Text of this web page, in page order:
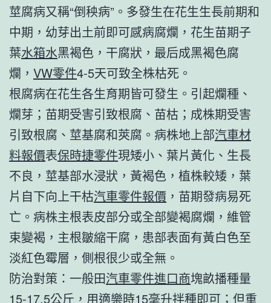
莖腐病又稱“倒秧病”。多發生在花生生長前期和
中期，幼芽出土前即可感病腐爛，花生苗期子
葉水箱水黑褐色，干腐狀，最后成黑褐色腐
爛， VW零件4-5天可致全株枯死。
根腐病在花生各生育期皆可發生。引起爛種、
爛芽；苗期受害引致根腐、苗枯；成株期受害
引致根腐、莖基腐和莢腐。病株地上部汽車材
料報價表保時捷零件現矮小、葉片黃化、生長
不良，莖基部水浸狀，黃褐色，植株較矮，葉
片自下向上干枯汽車零件報價 ，苗期發病易死
亡。病株主根表皮部分或全部變褐腐爛，維管
束變褐，主根皺縮干腐，患部表面有黃白色至
淡紅色霉層，側根很少或全無。
防治對策：一般田汽車零件進口商塊畝播種量
15-17.5公斤，用適樂時15毫升拌種即可；但重